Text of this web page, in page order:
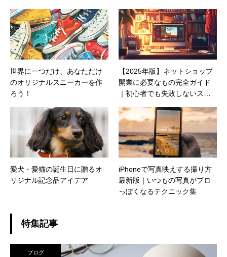
世界に一つだけ、あなただけ
のオリジナルスニーカーを作
ろう！
【2025年版】ネットショップ
開業に必要なもの完全ガイド
｜初心者でも失敗しないスタ
愛犬・愛猫の誕生日に贈るオ
リジナル記念品アイデア
iPhoneで写真映えする撮り方
最新版｜いつもの写真がプロ
っぽくなるテクニック集
特集記事
ブログ